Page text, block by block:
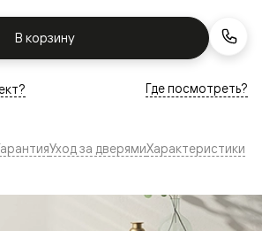
В корзину
Где посмотреть?
Уход за дверямиХарактеристики